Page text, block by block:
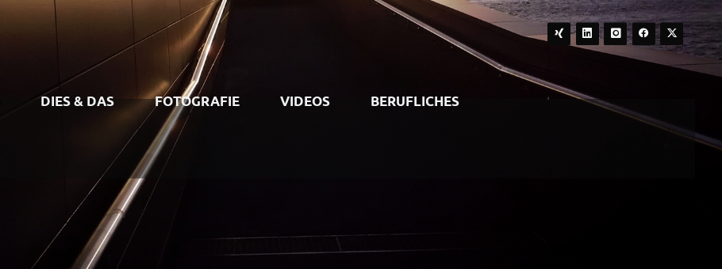
DIES & DAS FOTOGRAFIE VIDEOS BERUFLICHES